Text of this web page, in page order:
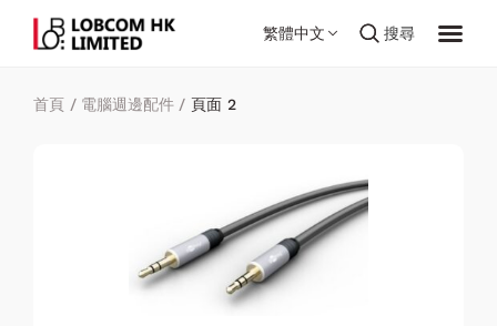
繁體中文 搜尋
首頁/ 電腦週邊配件/頁面 2